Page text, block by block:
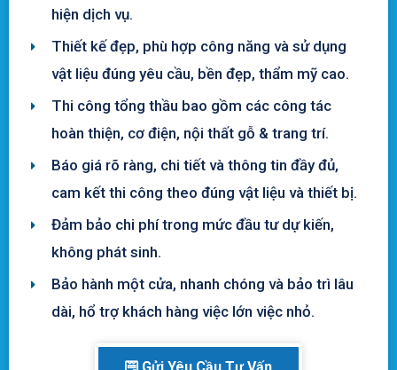
hiện dịch vụ.
Thiết kế đẹp, phù hợp công năng và sử dụng
vật liệu đúng yêu cầu, bền đẹp, thẩm mỹ cao.
Thi công tổng thầu bao gồm các công tác
hoàn thiện, cơ điện, nội thất gỗ & trang trí.
Báo giá rõ ràng, chi tiết và thông tin đầy đủ,
cam kết thi công theo đúng vật liệu và thiết bị.
Đảm bảo chi phí trong mức đầu tư dự kiến,
không phát sinh.
Bảo hành một cửa, nhanh chóng và bảo trì lâu
dài, hổ trợ khách hàng việc lớn việc nhỏ.